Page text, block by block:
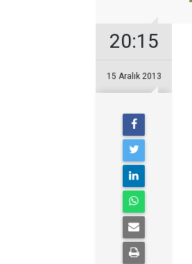
20:15
15 Aralık 2013